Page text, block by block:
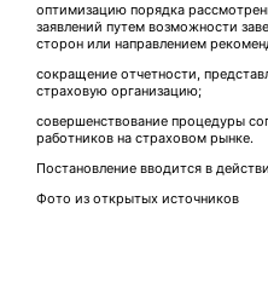
оптимизацию порядка
заявлений путем возможности
сторон или направлением
сокращение отчетности,
страховую организацию;
совершенствование процедуры
работников на страховом рынке.
Постановление вводится в
Фото из открытых источников